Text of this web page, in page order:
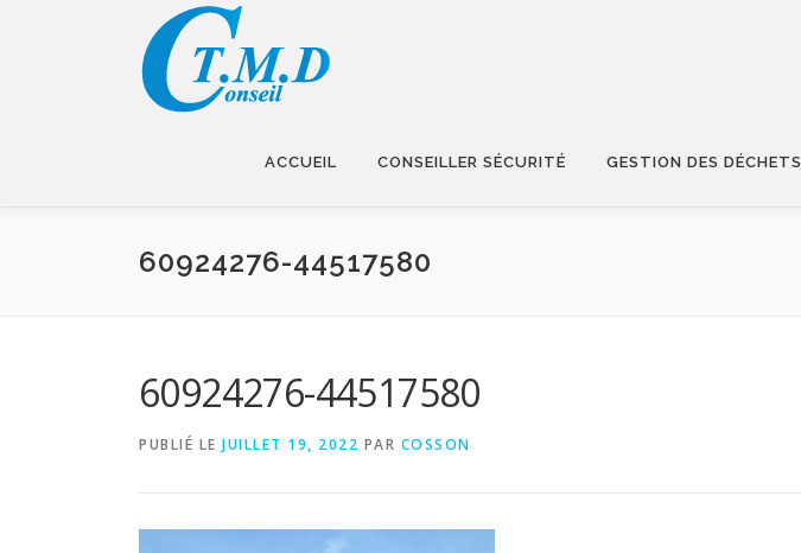
ACCUEIL CONSEILLER SÉCURITÉ GESTION DES DÉCHETS
60924276-44517580
60924276-44517580
PUBLIÉ LE JUILLET 19, 2022 PAR COSSON